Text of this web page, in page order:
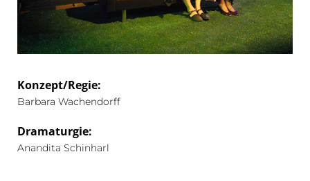
Konzept/Regie:
Barbara Wachendorff
Dramaturgie:
Anandita Schinharl